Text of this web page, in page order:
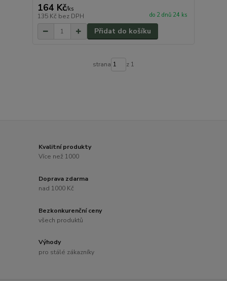
164 Kč/ks
135 Kč bez DPH do 2 dnů 24 ks
Přidat do košíku
strana z 1
Kvalitní produkty
Více než 1000
Doprava zdarma
nad 1000 Kč
Bezkonkurenční ceny
všech produktů
Výhody
pro stálé zákazníky